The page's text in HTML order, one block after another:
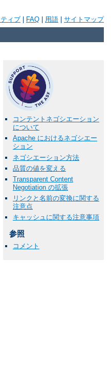
ィブ FAQ 用語 サイトマップ
コンテントネゴシエーション
について
Apache におけるネゴシエー
ション
ネゴシエーション方法
品質の値を変える
Transparent Content
Negotiation の拡張
リンクと名前の変換に関する
注意点
キャッシュに関する注意事項
参照
コメント